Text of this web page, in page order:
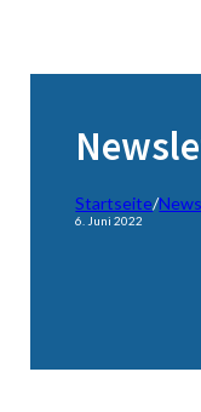
Startseite/
6. Juni 2022